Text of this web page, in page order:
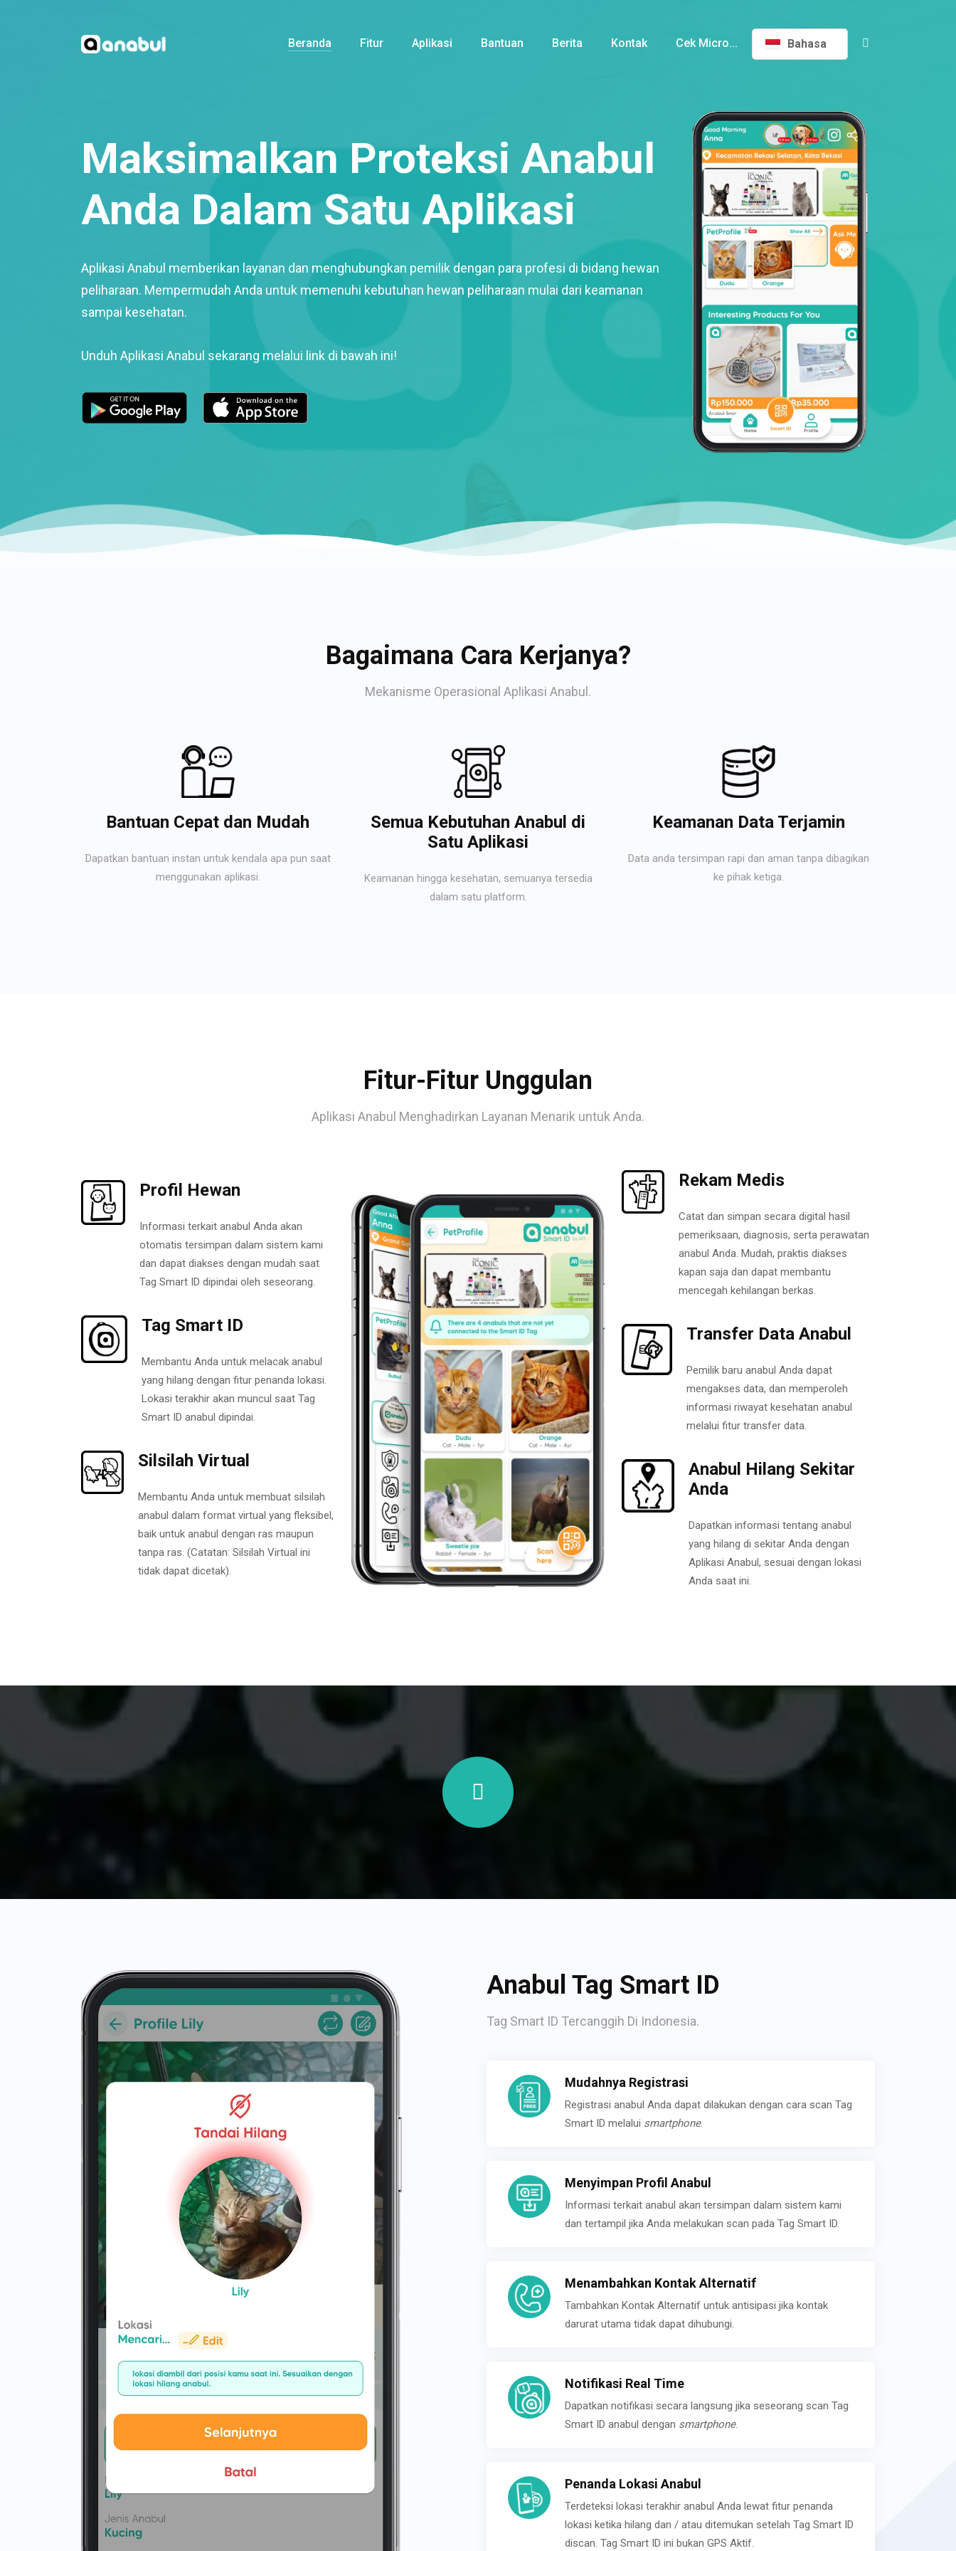
Beranda Fitur Aplikasi Bantuan Berita Kontak Cek Micro... Bahasa
Maksimalkan Proteksi Anabul
Anda Dalam Satu Aplikasi
Aplikasi Anabul memberikan layanan dan menghubungkan pemilik dengan para profesi di bidang hewan
peliharaan. Mempermudah Anda untuk memenuhi kebutuhan hewan peliharaan mulai dari keamanan
sampai kesehatan.
Unduh Aplikasi Anabul sekarang melalui link di bawah ini!
Bagaimana Cara Kerjanya?
Mekanisme Operasional Aplikasi Anabul.
Bantuan Cepat dan Mudah
Dapatkan bantuan instan untuk kendala apa pun saat
menggunakan aplikasi.
Semua Kebutuhan Anabul di
Satu Aplikasi
Keamanan hingga kesehatan, semuanya tersedia
dalam satu platform.
Keamanan Data Terjamin
Data anda tersimpan rapi dan aman tanpa dibagikan
ke pihak ketiga.
Fitur-Fitur Unggulan
Aplikasi Anabul Menghadirkan Layanan Menarik untuk Anda.
Profil Hewan
Informasi terkait anabul Anda akan
otomatis tersimpan dalam sistem kami
dan dapat diakses dengan mudah saat
Tag Smart ID dipindai oleh seseorang.
Tag Smart ID
Membantu Anda untuk melacak anabul
yang hilang dengan fitur penanda lokasi.
Lokasi terakhir akan muncul saat Tag
Smart ID anabul dipindai.
Silsilah Virtual
Membantu Anda untuk membuat silsilah
anabul dalam format virtual yang fleksibel,
baik untuk anabul dengan ras maupun
tanpa ras. (Catatan: Silsilah Virtual ini
tidak dapat dicetak).
Rekam Medis
Catat dan simpan secara digital hasil
pemeriksaan, diagnosis, serta perawatan
anabul Anda. Mudah, praktis diakses
kapan saja dan dapat membantu
mencegah kehilangan berkas.
Transfer Data Anabul
Pemilik baru anabul Anda dapat
mengakses data, dan memperoleh
informasi riwayat kesehatan anabul
melalui fitur transfer data.
Anabul Hilang Sekitar
Anda
Dapatkan informasi tentang anabul
yang hilang di sekitar Anda dengan
Aplikasi Anabul, sesuai dengan lokasi
Anda saat ini.
Anabul Tag Smart ID
Tag Smart ID Tercanggih Di Indonesia.
Mudahnya Registrasi
Registrasi anabul Anda dapat dilakukan dengan cara scan Tag
Smart ID melalui smartphone.
Menyimpan Profil Anabul
Informasi terkait anabul akan tersimpan dalam sistem kami
dan tertampil jika Anda melakukan scan pada Tag Smart ID.
Menambahkan Kontak Alternatif
Tambahkan Kontak Alternatif untuk antisipasi jika kontak
darurat utama tidak dapat dihubungi.
Notifikasi Real Time
Dapatkan notifikasi secara langsung jika seseorang scan Tag
Smart ID anabul dengan smartphone.
Penanda Lokasi Anabul
Terdeteksi lokasi terakhir anabul Anda lewat fitur penanda
lokasi ketika hilang dan / atau ditemukan setelah Tag Smart ID
discan. Tag Smart ID ini bukan GPS Aktif.